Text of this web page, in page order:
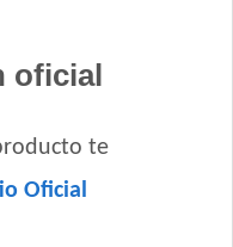
oficial
te
Oficial